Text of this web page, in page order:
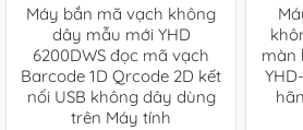
Máy bắn mã vạch không
dây mẫu mới YHD
6200DWS đọc mã vạch
Barcode 1D Qrcode 2D kết
nối USB không dây dùng
trên Máy tính
màn